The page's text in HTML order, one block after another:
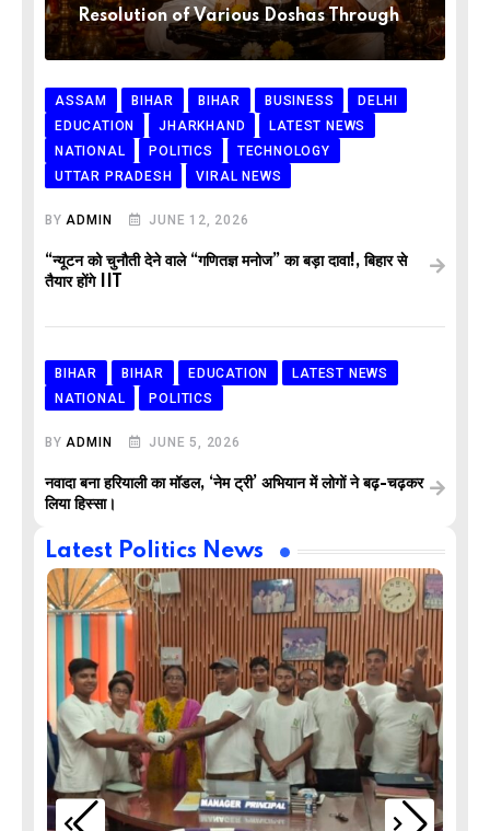
Resolution of Various Doshas Through
ASSAM BIHAR BIHAR BUSINESS
DELHI
EDUCATION
JHARKHAND
LATEST NEWS
NATIONAL
POLITICS
TECHNOLOGY
UTTAR PRADESH
VIRAL NEWS
BYADMIN JUNE 12, 2026
“न्यूटन को चुनौती देने वाले “गणितज्ञ मनोज” का बड़ा दावा!, बिहार से
तैयार होंगे IIT
BIHAR BIHAR EDUCATION
LATEST NEWS
NATIONAL
POLITICS
BYADMIN JUNE 5, 2026
नवादा बना हरियाली का मॉडल, ‘नेम ट्री’ अभियान में लोगों ने बढ़-चढ़कर
लिया हिस्सा।
Latest Politics News